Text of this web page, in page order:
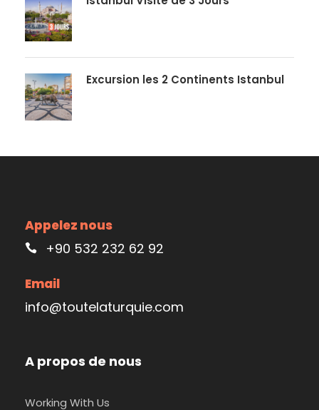
Excursion les 2 Continents Istanbul
Appelez nous
+90 532 232 62 92
Email
info@toutelaturquie.com
A propos de nous
Working With Us